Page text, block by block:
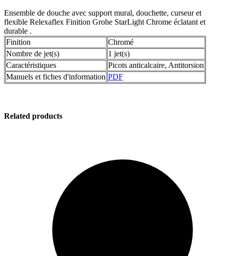
Ensemble de douche avec support mural, douchette, curseur et
flexible Relexaflex Finition Grohe StarLight Chrome éclatant et
durable .
Finition
Chromé
Nombre de jet(s)
1 jet(s)
Caractéristiques
Picots anticalcaire, Antitorsion
Manuels et fiches d'information PDF
Related products